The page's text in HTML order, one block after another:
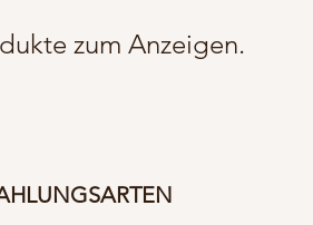
zum Anzeigen.